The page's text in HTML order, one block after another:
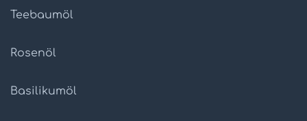
Teebaumöl
Rosenöl
Basilikumöl